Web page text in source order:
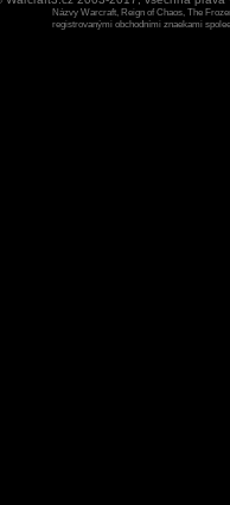
Názvy Warcraft, Reign of Chaos, The
registrovanými obchodními znaekami